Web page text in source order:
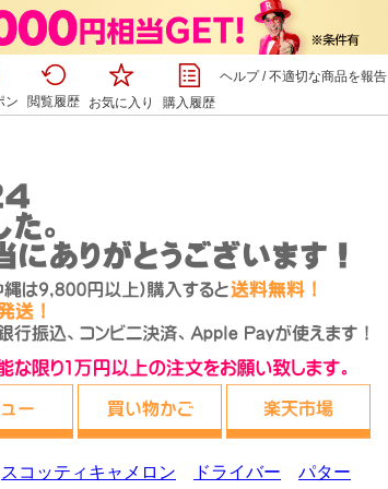
ン 閲覧履歴 お気に入り 購入履歴
ヘルプ/不適切な商品を報告
スコッティキャメロン ドライバー パター